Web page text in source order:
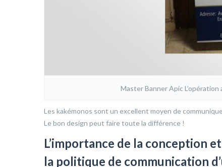
Master Banner Apic
Les kakémonos sont un excellent moyen de
Le bon design peut faire toute la différence !
L’importance de la conception
la politique de communication